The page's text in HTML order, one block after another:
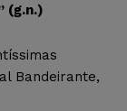
(g.n.)
Bandeirante,